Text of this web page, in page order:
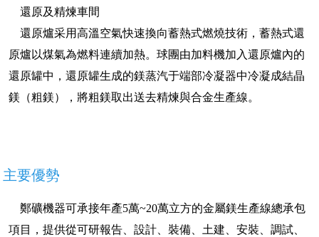
還原及精煉車間
還原爐采用高溫空氣快速換向蓄熱式燃燒技術，蓄熱式還
原爐以煤氣為燃料連續加熱。球團由加料機加入還原爐內的
還原罐中，還原罐生成的鎂蒸汽于端部冷凝器中冷凝成結晶
鎂（粗鎂），將粗鎂取出送去精煉與合金生產線。
主要優勢
鄭礦機器可承接年產5萬~20萬立方的金屬鎂生產線總承包
項目，提供從可研報告、設計、裝備、土建、安裝、調試、